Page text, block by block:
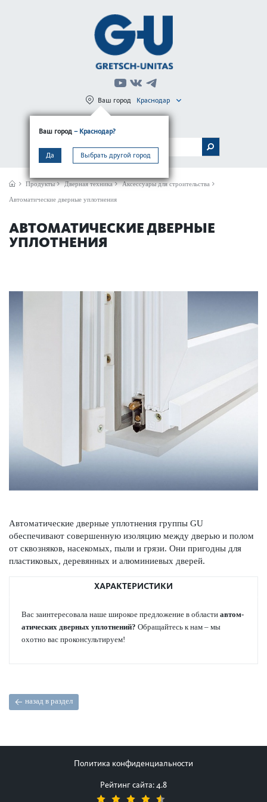
Ваш город – Краснодар?
Да Выбрать другой город
Ваш город Краснодар
МЕНЮ
Продукты Дверная техника Аксессуары для строительства
Автоматические дверные уплотнения
АВТОМАТИЧЕСКИЕ ДВЕРНЫЕ
УПЛОТНЕНИЯ
Автом­ат­ические дверные уплотнения группы GU
обеспечивают совершенную изол­яцию между дверью и полом
от сквозняков, насе­к­омых, пыли и грязи. Они пригодны для
пла­сти­к­овых, дер­евянных и алюминиевых дверей.
ХАРАКТЕРИСТИКИ
Вас заинтер­ес­овала наше широкое предложение в области автом­
ат­ических дверных уплотнений? Обращайтесь к нам – мы
охотно вас про­консультируем!
назад в раздел
Политика конфиденциальности
Рейтинг сайта: 4.8